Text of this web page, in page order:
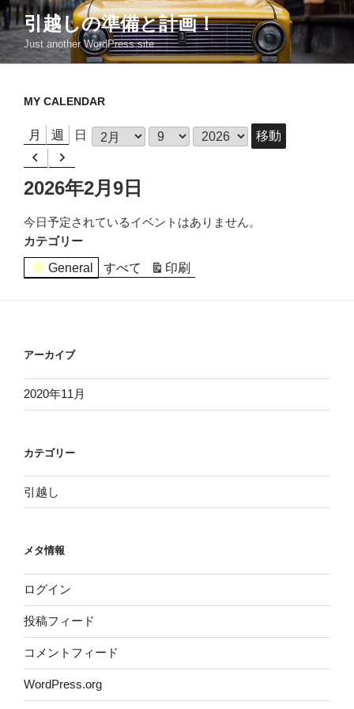
コ
ン
テ
ン
引越しの準備と計画！
Just another WordPress site
MY CALENDAR
月 週 日 月
へ
次
へ
2026年2月9日
今日予定されているイベントはありません。
カテゴリー
General
すべて 印刷
アーカイブ
2020年11月
カテゴリー
引越し
メタ情報
ログイン
投稿フィード
コメントフィード
WordPress.org